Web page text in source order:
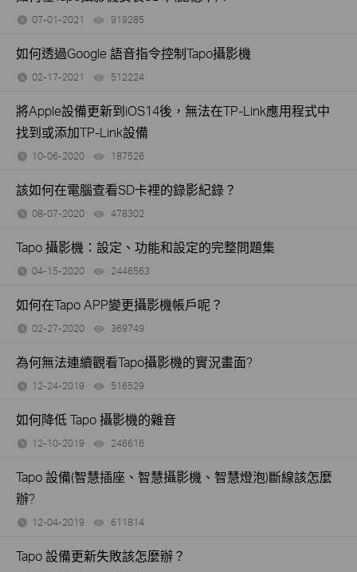
07-01-2021 919285
如何透過Google 語音指令控制Tapo攝影機
02-17-2021 512224
將Apple設備更新到iOS14後，無法在TP-Link應用程式中
找到或添加TP-Link設備
10-06-2020 187526
該如何在電腦查看SD卡裡的錄影紀錄？
08-07-2020 478302
Tapo 攝影機：設定、功能和設定的完整問題集
04-15-2020 2446563
如何在Tapo APP變更攝影機帳戶呢？
02-27-2020 369749
為何無法連續觀看Tapo攝影機的實況畫面?
12-24-2019 516529
如何降低 Tapo 攝影機的雜音
12-10-2019 246616
Tapo 設備(智慧插座、智慧攝影機、智慧燈泡)斷線該怎麼
辦?
12-04-2019 611814
Tapo 設備更新失敗該怎麼辦？